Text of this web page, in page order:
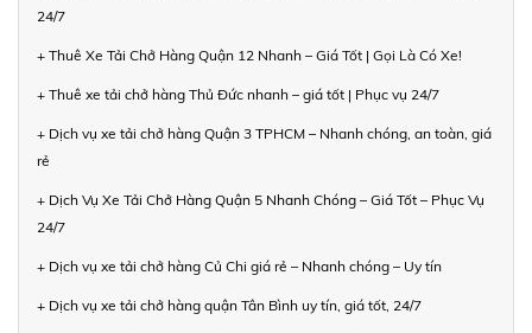
24/7
+ Thuê Xe Tải Chở Hàng Quận 12 Nhanh – Giá Tốt | Gọi Là Có Xe!
+ Thuê xe tải chở hàng Thủ Đức nhanh – giá tốt | Phục vụ 24/7
+ Dịch vụ xe tải chở hàng Quận 3 TPHCM – Nhanh chóng, an toàn, giá
rẻ
+ Dịch Vụ Xe Tải Chở Hàng Quận 5 Nhanh Chóng – Giá Tốt – Phục Vụ
24/7
+ Dịch vụ xe tải chở hàng Củ Chi giá rẻ – Nhanh chóng – Uy tín
+ Dịch vụ xe tải chở hàng quận Tân Bình uy tín, giá tốt, 24/7